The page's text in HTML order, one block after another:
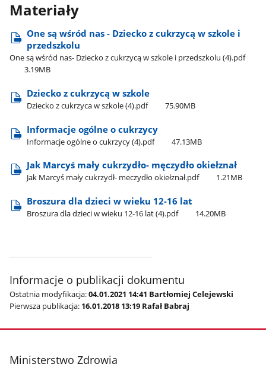
Materiały
One są wśród nas - Dziecko z cukrzycą w szkole i
przedszkolu
One są wśród nas- Dziecko z cukrzycą w szkole i przedszkolu (4).pdf
3.19MB
Dziecko z cukrzycą w szkole
Dziecko z cukrzyca w szkole (4).pdf 75.90MB
Informacje ogólne o cukrzycy
Informacje ogólne o cukrzycy (4).pdf 47.13MB
Jak Marcyś mały cukrzydło- męczydło okiełznał
Jak Marcyś mały cukrzydł- meczydło okiełznał.pdf 1.21MB
Broszura dla dzieci w wieku 12-16 lat
Broszura dla dzieci w wieku 12-16 lat (4).pdf 14.20MB
Informacje o publikacji dokumentu
Ostatnia modyfikacja:04.01.2021 14:41 Bartłomiej Celejewski
Pierwsza publikacja: 16.01.2018 13:19 Rafał Babraj
stopka
Ministerstwo Zdrowia